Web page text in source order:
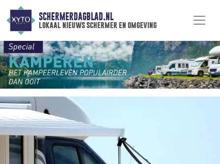
SCHERMERDAGBLAD.NL
lokaal nieuws schermer en omgeving